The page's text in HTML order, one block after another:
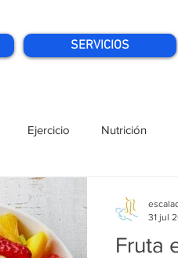
SERVICIOS
Ejercicio Nutrición
Fruta
31 jul